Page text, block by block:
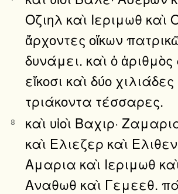
Οζιηλ καὶ Ιεριμωθ καὶ
ἄρχοντες οἴκων
δυνάμει. καὶ ὁ
εἴκοσι καὶ δύο χιλιάδες
τριάκοντα τέσσαρες.
8
καὶ υἱοὶ Βαχιρ·
καὶ Ελιεζερ καὶ
Αμαρια καὶ Ιεριμωθ
Αναθωθ καὶ Γεμεεθ.